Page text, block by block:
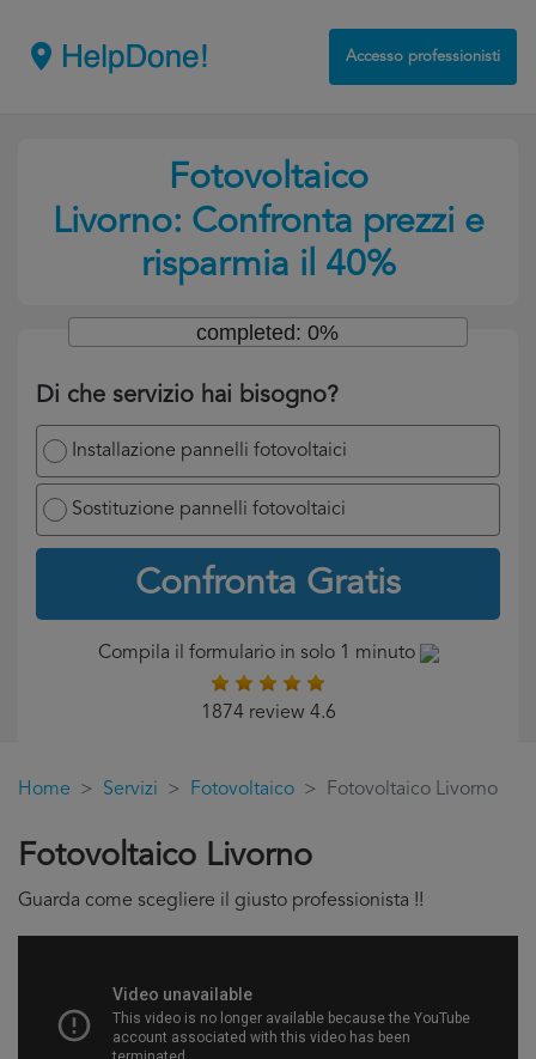
Accesso professionisti
Fotovoltaico
Livorno: Confronta prezzi e
risparmia il 40%
Di che servizio hai bisogno?
Installazione pannelli fotovoltaici
Sostituzione pannelli fotovoltaici
Confronta Gratis
completed: 0%
Compila il formulario in solo 1 minuto
1874 review 4.6
Home Servizi Fotovoltaico Fotovoltaico Livorno
Fotovoltaico Livorno
Guarda come scegliere il giusto professionista !!